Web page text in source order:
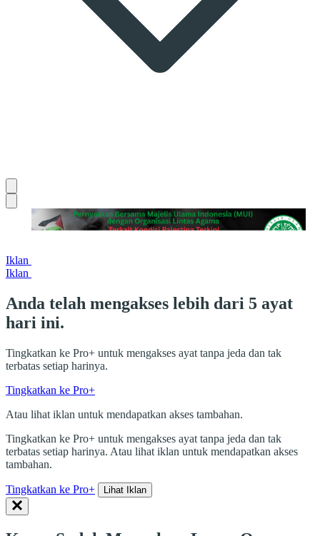
Iklan
Iklan
Anda telah mengakses lebih dari 5 ayat
hari ini.
Tingkatkan ke Pro+ untuk mengakses ayat tanpa jeda dan tak
terbatas setiap harinya.
Tingkatkan ke Pro+
Atau lihat iklan untuk mendapatkan akses tambahan.
Tingkatkan ke Pro+ untuk mengakses ayat tanpa jeda dan tak
terbatas setiap harinya. Atau lihat iklan untuk mendapatkan akses
tambahan.
Tingkatkan ke Pro+ Lihat Iklan